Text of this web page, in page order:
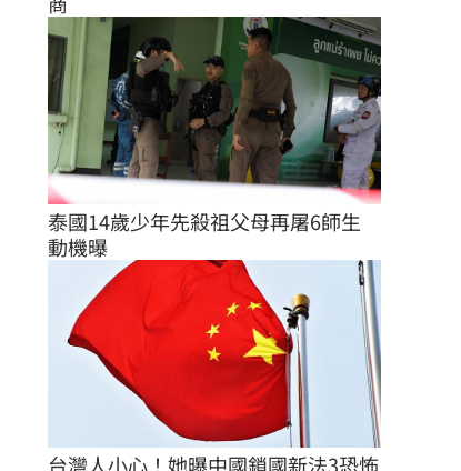
泰國14歲少年先殺祖父母再屠6師生
動機曝
台灣人小心！她曝中國鎖國新法3恐怖